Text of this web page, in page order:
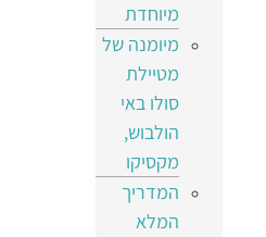
מיוחדת
מיומנה של
מטיילת
סולו באי
הולבוש,
מקסיקו
המדריך
המלא